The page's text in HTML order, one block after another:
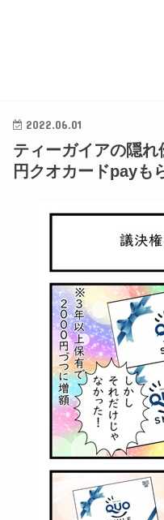
2022.06.01
ティーガイアの隠
円クオカードpayも